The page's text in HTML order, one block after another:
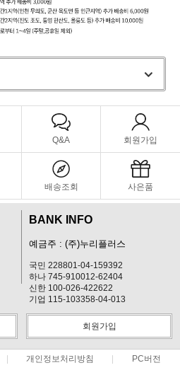
Q&A 회원가입
배송조회 사은품
BANK INFO
예금주 : (주)누리플러스
국민 228801-04-159392
하나 745-910012-62404
신한 100-026-422622
기업 115-103358-04-013
회원가입
개인정보처리방침 PC버전